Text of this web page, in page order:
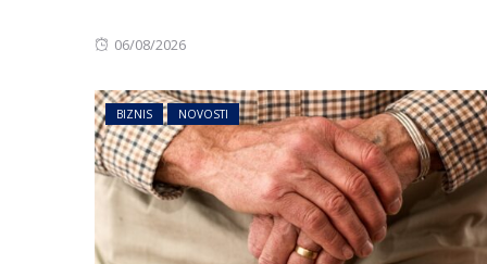
Posted
06/08/2026
BIZNIS NOVOSTI